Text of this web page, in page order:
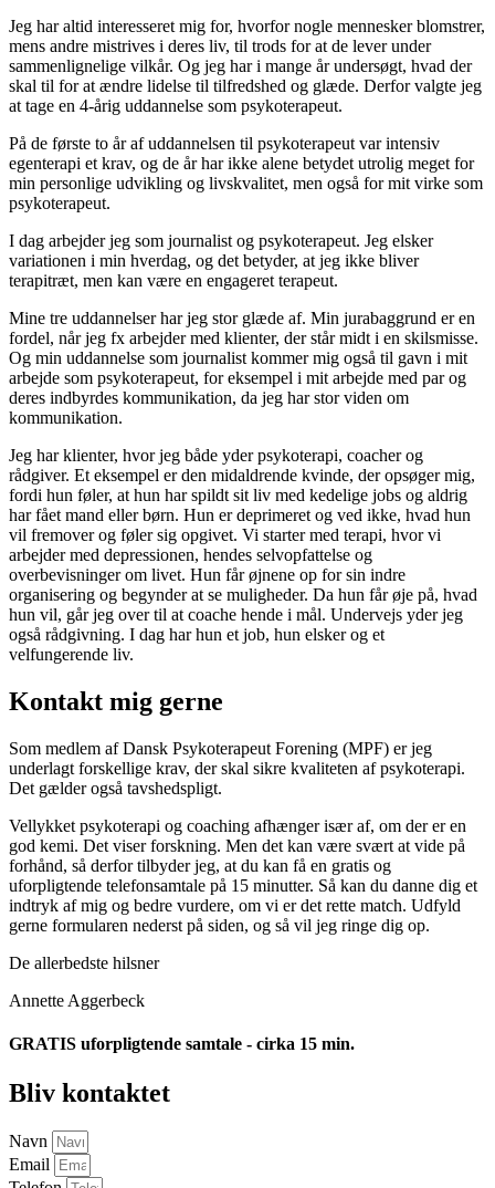
Jeg har altid interesseret mig for, hvorfor nogle mennesker blomstrer,
mens andre mistrives i deres liv, til trods for at de lever under
sammenlignelige vilkår. Og jeg har i mange år undersøgt, hvad der
skal til for at ændre lidelse til tilfredshed og glæde. Derfor valgte jeg
at tage en 4-årig uddannelse som psykoterapeut.
På de første to år af uddannelsen til psykoterapeut var intensiv
egenterapi et krav, og de år har ikke alene betydet utrolig meget for
min personlige udvikling og livskvalitet, men også for mit virke som
psykoterapeut.
I dag arbejder jeg som journalist og psykoterapeut. Jeg elsker
variationen i min hverdag, og det betyder, at jeg ikke bliver
terapitræt, men kan være en engageret terapeut.
Mine tre uddannelser har jeg stor glæde af. Min jurabaggrund er en
fordel, når jeg fx arbejder med klienter, der står midt i en skilsmisse.
Og min uddannelse som journalist kommer mig også til gavn i mit
arbejde som psykoterapeut, for eksempel i mit arbejde med par og
deres indbyrdes kommunikation, da jeg har stor viden om
kommunikation.
Jeg har klienter, hvor jeg både yder psykoterapi, coacher og
rådgiver. Et eksempel er den midaldrende kvinde, der opsøger mig,
fordi hun føler, at hun har spildt sit liv med kedelige jobs og aldrig
har fået mand eller børn. Hun er deprimeret og ved ikke, hvad hun
vil fremover og føler sig opgivet. Vi starter med terapi, hvor vi
arbejder med depressionen, hendes selvopfattelse og
overbevisninger om livet. Hun får øjnene op for sin indre
organisering og begynder at se muligheder. Da hun får øje på, hvad
hun vil, går jeg over til at coache hende i mål. Undervejs yder jeg
også rådgivning. I dag har hun et job, hun elsker og et
velfungerende liv.
Kontakt mig gerne
Som medlem af Dansk Psykoterapeut Forening (MPF) er jeg
underlagt forskellige krav, der skal sikre kvaliteten af psykoterapi.
Det gælder også tavshedspligt.
Vellykket psykoterapi og coaching afhænger især af, om der er en
god kemi. Det viser forskning. Men det kan være svært at vide på
forhånd, så derfor tilbyder jeg, at du kan få en gratis og
uforpligtende telefonsamtale på 15 minutter. Så kan du danne dig et
indtryk af mig og bedre vurdere, om vi er det rette match. Udfyld
gerne formularen nederst på siden, og så vil jeg ringe dig op.
De allerbedste hilsner
Annette Aggerbeck
GRATIS uforpligtende samtale - cirka 15 min.
Bliv kontaktet
Navn
Email